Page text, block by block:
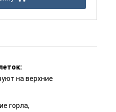
на верхние
горла,